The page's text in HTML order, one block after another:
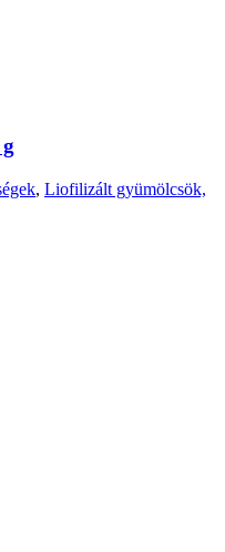
, Liofilizált gyümölcsök,